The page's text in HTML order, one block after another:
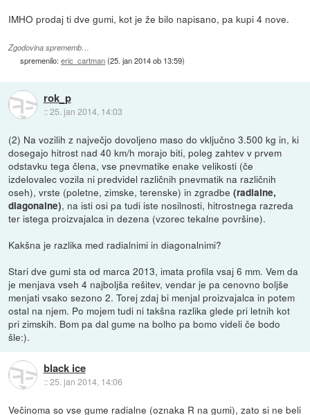
IMHO prodaj ti dve gumi, kot je že bilo napisano, pa kupi 4 nove.
Zgodovina sprememb…
spremenilo:eric_cartman(25. jan 2014 ob 13:59)
rok_p
::25. jan 2014, 14:03
(2) Na vozilih z največjo dovoljeno maso do vključno 3.500 kg in, ki
dosegajo hitrost nad 40 km/h morajo biti, poleg zahtev v prvem
odstavku tega člena, vse pnevmatike enake velikosti (če
izdelovalec vozila ni predvidel različnih pnevmatik na različnih
oseh), vrste (poletne, zimske, terenske) in zgradbe(radialne,
diagonalne), na isti osi pa tudi iste nosilnosti, hitrostnega razreda
ter istega proizvajalca in dezena (vzorec tekalne površine).
Kakšna je razlika med radialnimi in diagonalnimi?
Stari dve gumi sta od marca 2013, imata profila vsaj 6 mm. Vem da
je menjava vseh 4 najboljša rešitev, vendar je pa cenovno boljše
menjati vsako sezono 2. Torej zdaj bi menjal proizvajalca in potem
ostal na njem. Po mojem tudi ni takšna razlika glede pri letnih kot
pri zimskih. Bom pa dal gume na bolho pa bomo videli če bodo
šle:).
black ice
::25. jan 2014, 14:06
Večinoma so vse gume radialne (oznaka R na gumi), zato si ne beli